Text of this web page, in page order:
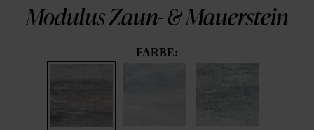
Modulus Zaun- & Mauerstein
FARBE: